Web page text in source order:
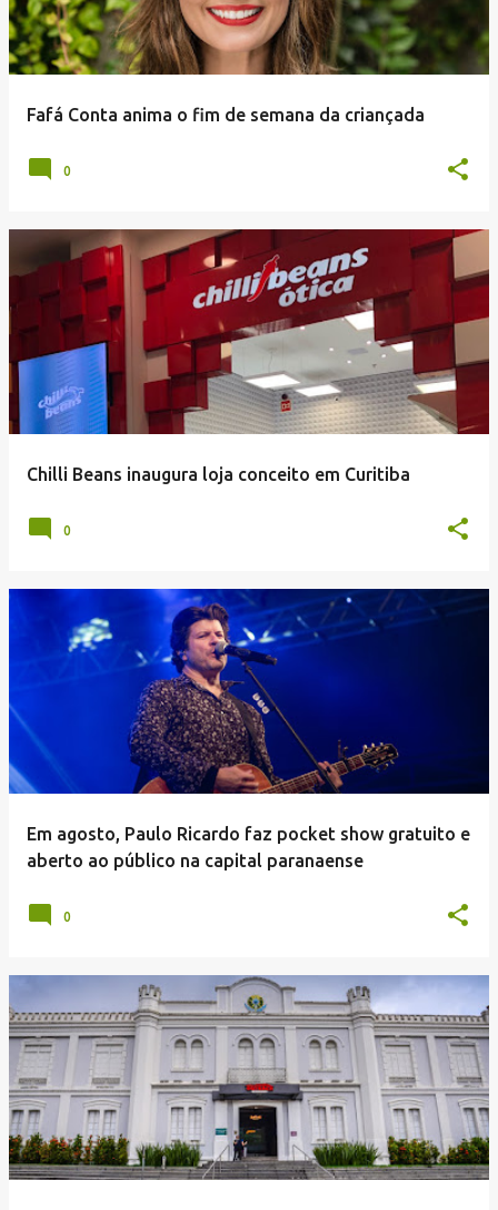
Fafá Conta anima o fim de semana da criançada
0
Chilli Beans inaugura loja conceito em Curitiba
0
Em agosto, Paulo Ricardo faz pocket show gratuito e
aberto ao público na capital paranaense
0